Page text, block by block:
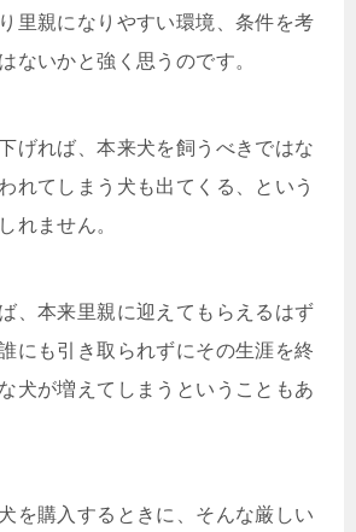
里親になりやすい環境、条件を考
ないかと強く思うのです。
げれば、本来犬を飼うべきではな
れてしまう犬も出てくる、という
れません。
、本来里親に迎えてもらえるはず
にも引き取られずにその生涯を終
犬が増えてしまうということもあ
を購入するときに、そんな厳しい